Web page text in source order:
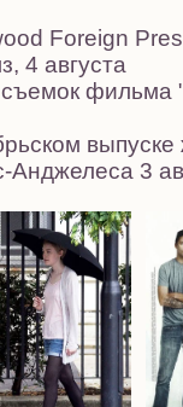
Foreign
4 августа
фильма
Анджелеса 3